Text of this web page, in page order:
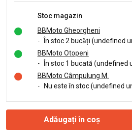
Stoc magazin
BBMoto Gheorgheni
-
În stoc 2 bucăți (undefined
BBMoto Otopeni
-
În stoc 1 bucată (undefined
BBMoto Câmpulung M.
-
Nu este în stoc (undefined
Adăugați în coș